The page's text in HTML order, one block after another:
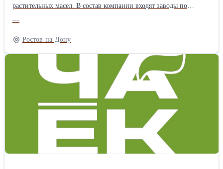
растительных масел. В состав компании входят заводы по
терминалы на реке Дон, сухогрузы класса «река-море».
Ассортимент: - Масло подсолнечное рафинированное ТМ
«Затея», «Волшебный Край» и «Светлица» - Масло
подсолнечное высокоолеиновое ТМ «Астон» - Рафинированное
и нерафинированное масло наливом (авто-, ж/д цистерны,
flexitank 22 тонны) География поставок: Россия, СНГ, КНР,
Вьетнам, Афганистан и др. Цены зависят от объема закупки,
условий доставки, фасовки, и других условий. Доставляем
авто-, жд- и морским транспортом на условиях EXW, FCA, DAP,
требованиям ХАССП, стандартам ISO и иным международным
—
Ростов-на-Дону